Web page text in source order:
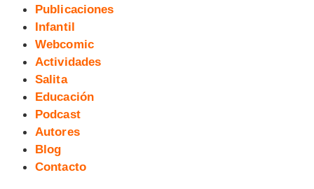
Publicaciones
Infantil
Webcomic
Actividades
Salita
Educación
Podcast
Autores
Blog
Contacto